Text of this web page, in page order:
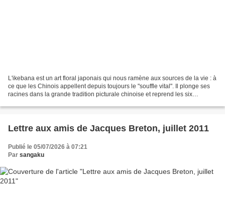
L'ikebana est un art floral japonais qui nous ramène aux sources de la vie : à
ce que les Chinois appellent depuis toujours le "souffle vital". Il plonge ses
racines dans la grande tradition picturale chinoise et reprend les six
Lettre aux amis de Jacques Breton, juillet 2011
Publié le 05/07/2026 à 07:21
Par sangaku